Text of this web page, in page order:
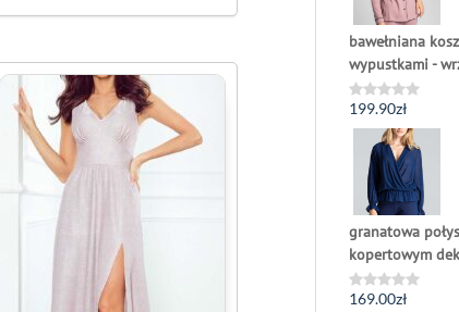
bawełniana
wypustkami -
Oceniono
0
199.90zł
granatowa
kopertowym
Oceniono
169.00zł